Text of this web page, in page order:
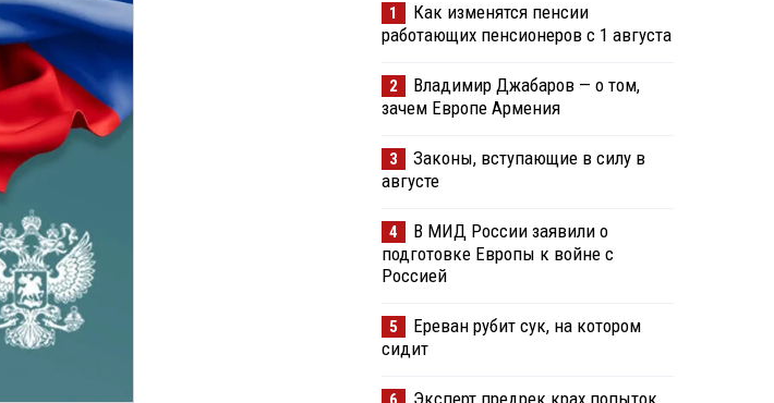
1
Как изменятся пенсии
работающих пенсионеров с 1 августа
2
Владимир Джабаров — о том,
зачем Европе Армения
3
Законы, вступающие в силу в
августе
4
В МИД России заявили о
подготовке Европы к войне с
Россией
5
Ереван рубит сук, на котором
сидит